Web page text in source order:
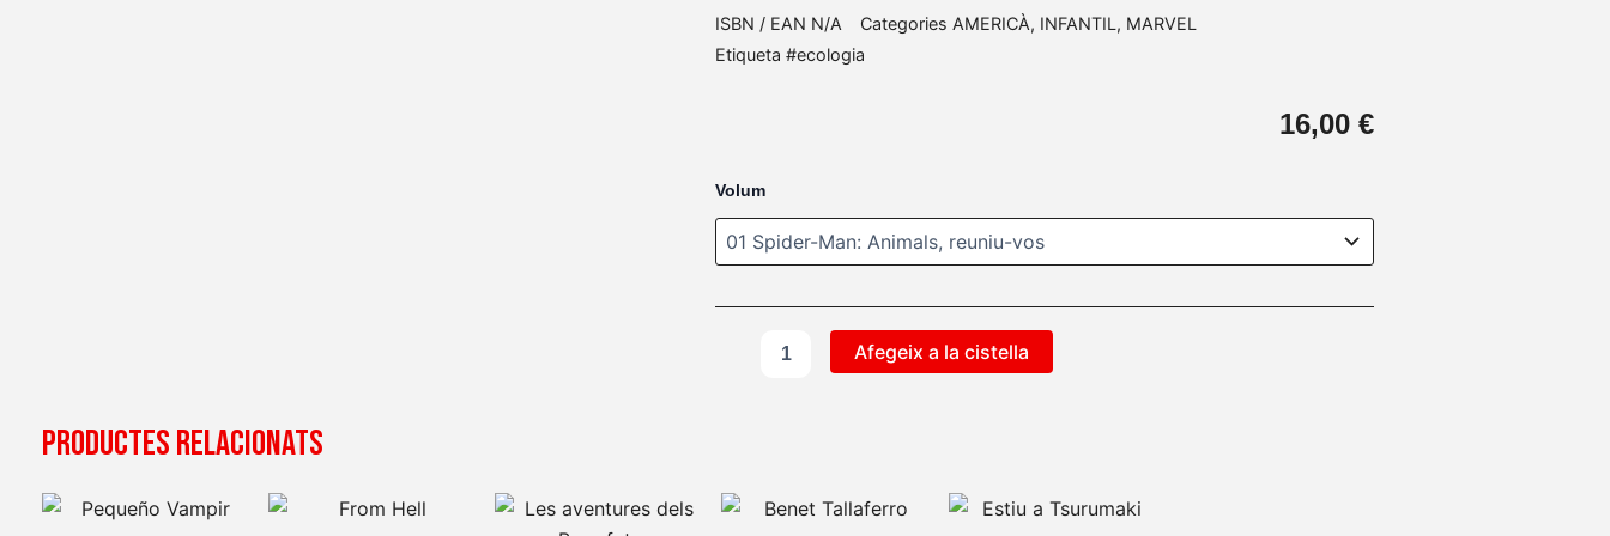
ISBN / EAN N/A Categories AMERICÀ, INFANTIL , MARVEL
Etiqueta #ecologia
16,00€
Volum
quantitat
A
Mighty
Afegeix a la cistella
Productes relacionats
Interval
Aquest
Aquest